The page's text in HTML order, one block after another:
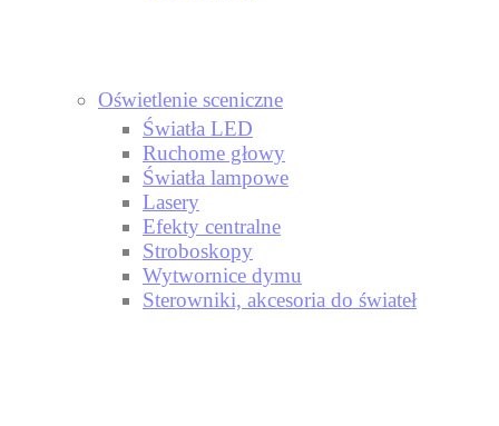
Oświetlenie sceniczne
Światła LED
Ruchome głowy
Światła lampowe
Lasery
Efekty centralne
Stroboskopy
Wytwornice dymu
Sterowniki, akcesoria do świateł